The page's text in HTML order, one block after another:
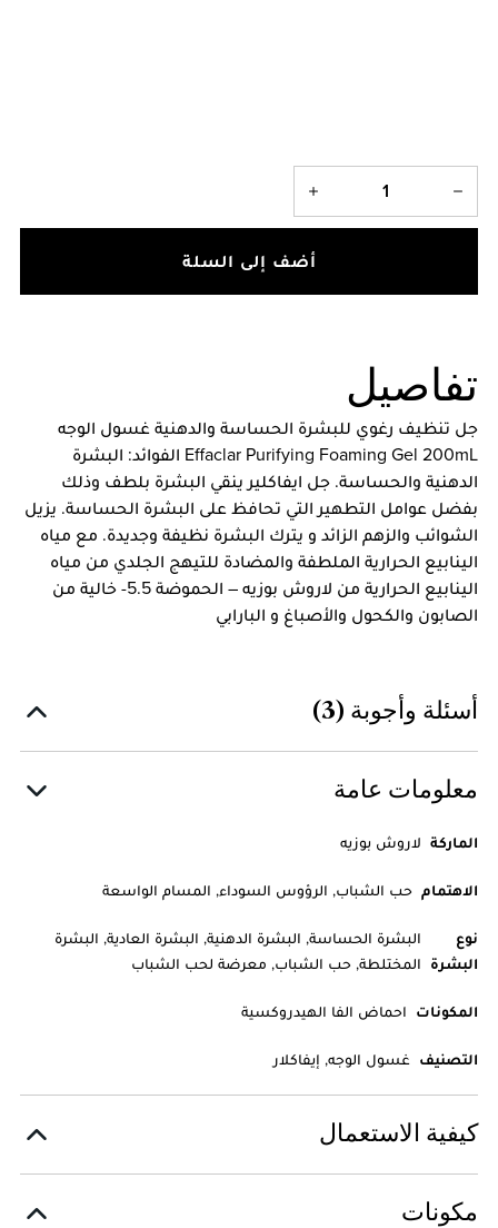
أضف إلى السلة
تفاصيل
جل تنظيف رغوي للبشرة الحساسة والدهنية غسول الوجه
Effaclar Purifying Foaming Gel 200mL الفوائد: البشرة
الدهنية والحساسة. جل ايفاكلير ينقي البشرة بلطف وذلك
بفضل عوامل التطهير التي تحافظ على البشرة الحساسة. يزيل
الشوائب والزهم الزائد و يترك البشرة نظيفة وجديدة. مع مياه
الينابيع الحرارية الملطفة والمضادة للتيهج الجلدي من مياه
الينابيع الحرارية من لاروش بوزيه – الحموضة 5.5- خالية من
الصابون والكحول والأصباغ و البارابي
أسئلة وأجوبة (3)
معلومات عامة
الماركة لاروش بوزيه
الاهتمام حب الشباب, الرؤوس السوداء, المسام الواسعة
نوع
البشرة
البشرة الحساسة, البشرة الدهنية, البشرة العادية, البشرة
المختلطة, حب الشباب, معرضة لحب الشباب
المكونات احماض الفا الهيدروكسية
التصنيف غسول الوجه, إيفاكلار
كيفية الاستعمال
مكونات